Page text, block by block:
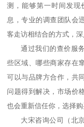
测，能够第一时间发现
息，专业的调查团队会
客走访相结合的方式，
通过我们的查价服
些区域、哪些商家存在
可以与品牌方合作，共
问题得到解决，市场价
也会重新信任你，选择购
大宋咨询公司
（ 北